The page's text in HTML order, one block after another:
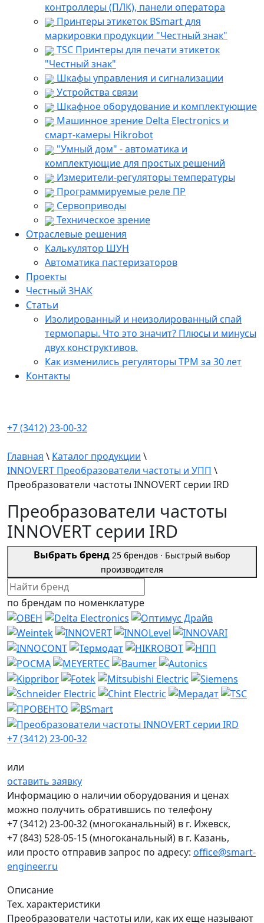
контроллеры (ПЛК), панели оператора
Принтеры этикеток BSmart для
маркировки продукции "Честный знак"
TSC Принтеры для печати этикеток
"Честный знак"
Шкафы управления и сигнализации
Устройства связи
Шкафное оборудование и комплектующие
Машинное зрение Delta Electronics и
смарт-камеры Hikrobot
"Умный дом" - автоматика и
комплектующие для простых решений
Измерители-регуляторы температуры
Программируемые реле ПР
Сервоприводы
Техническое зрение
Отраслевые решения
Калькулятор ШУН
Автоматика пастеризаторов
Проекты
Честный ЗНАК
Статьи
Изолированный и неизолированный спай
термопары. Что это значит? Плюсы и минусы
двух конструктивов.
Как изменились регуляторы ТРМ за 30 лет
Контакты
+7 (3412) 23-00-32
Главная \ Каталог продукции \
INNOVERT Преобразователи частоты и УПП \
Преобразователи частоты INNOVERT серии IRD
Преобразователи частоты
INNOVERT серии IRD
Выбрать бренд 25 брендов · Быстрый выбор
производителя
по брендам по номенклатуре
+7 (3412) 23-00-32
или
оставить заявку
Информацию о наличии оборудования и ценах
можно получить обратившись по телефону
+7 (3412) 23-00-32(многоканальный) в г. Ижевск,
+7 (843) 528-05-15(многоканальный) в г. Казань,
или просто отправив запрос по адресу: office@smart-
engineer.ru
Описание
Тех. характеристики
Преобразователи частоты или, как их еще называют